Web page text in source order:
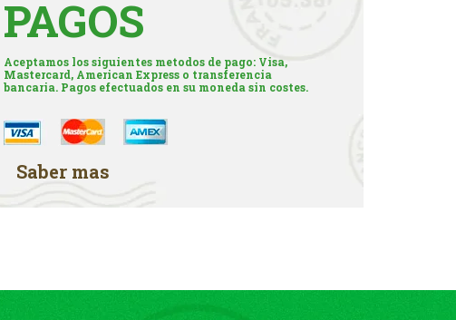
PAGOS
Aceptamos los siguientes metodos de pago: Visa,
Mastercard, American Express o transferencia
bancaria. Pagos efectuados en su moneda sin costes.
Saber mas